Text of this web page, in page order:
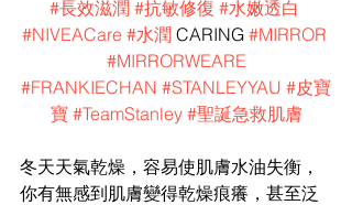
#長效滋潤 #抗敏修復 #水嫩透白
#NIVEACare #水潤 CARING #MIRROR
#MIRRORWEARE
#FRANKIECHAN #STANLEYYAU #皮寶
寶 #TeamStanley #聖誕急救肌膚
冬天天氣乾燥，容易使肌膚水油失衡，
你有無感到肌膚變得乾燥痕癢，甚至泛